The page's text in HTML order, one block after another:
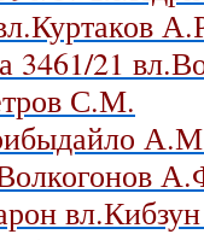
21
С.М.